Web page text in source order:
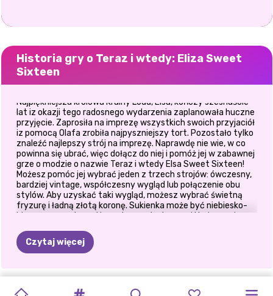
Historia gry o Teraz i wtedy: Eliza Sweet
Sixteen
Najpiękniejsza królowa Krainy Lodu, Elsa, kończy szesnaście
lat iz okazji tego radosnego wydarzenia zaplanowała huczne
przyjęcie. Zaprosiła na imprezę wszystkich swoich przyjaciół
iz pomocą Olafa zrobiła najpyszniejszy tort. Pozostało tylko
znaleźć najlepszy strój na imprezę. Naprawdę nie wie, w co
powinna się ubrać, więc dołącz do niej i pomóż jej w zabawnej
grze o modzie o nazwie Teraz i wtedy Elsa Sweet Sixteen!
Możesz pomóc jej wybrać jeden z trzech strojów: ówczesny,
bardziej vintage, współczesny wygląd lub połączenie obu
stylów. Aby uzyskać taki wygląd, możesz wybrać świetną
fryzurę i ładną złotą koronę. Sukienka może być niebiesko-
biała ze wspaniałymi koronkowymi rękawami i lodowymi
rękawiczek dopełnią wygląd. W Now And Then Elsa Sweet
Sixteen do nowoczesnego stroju możesz wybrać świetną
elementy, aby uzyskać trzeci wygląd i ciesz się teraz i wtedy
Elsa Sweet Sixteen!
Czytaj więcej
KSIĘŻNICZKA
IMPREZA IMPREZA
IMPREZA TERAZ HERBACIANE